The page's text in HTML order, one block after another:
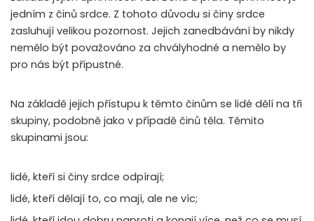
jedním z činů srdce. Z tohoto důvodu si činy srdce
zasluhují velikou pozornost. Jejich zanedbávání by nikdy
nemělo být považováno za chvályhodné a nemělo by
pro nás být přípustné.
Na základě jejich přístupu k těmto činům se lidé dělí na tři
skupiny, podobně jako v případě činů těla. Těmito
skupinami jsou:
lidé, kteří si činy srdce odpírají;
lidé, kteří dělají to, co mají, ale ne víc;